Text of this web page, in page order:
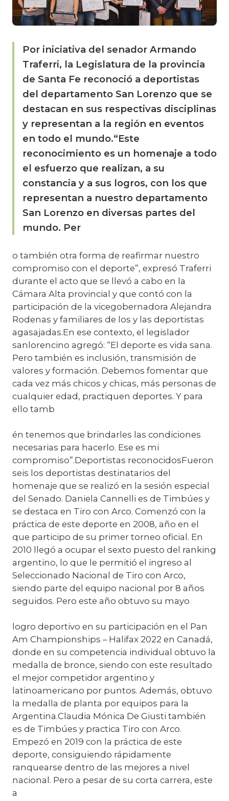
Por iniciativa del senador Armando
Traferri, la Legislatura de la provincia
de Santa Fe reconoció a deportistas
del departamento San Lorenzo que se
destacan en sus respectivas disciplinas
y representan a la región en eventos
en todo el mundo.“Este
reconocimiento es un homenaje a todo
el esfuerzo que realizan, a su
constancia y a sus logros, con los que
representan a nuestro departamento
San Lorenzo en diversas partes del
mundo. Per
o también otra forma de reafirmar nuestro
compromiso con el deporte”, expresó Traferri
durante el acto que se llevó a cabo en la
Cámara Alta provincial y que contó con la
participación de la vicegobernadora Alejandra
Rodenas y familiares de los y las deportistas
agasajadas.En ese contexto, el legislador
sanlorencino agregó: “El deporte es vida sana.
Pero también es inclusión, transmisión de
valores y formación. Debemos fomentar que
cada vez más chicos y chicas, más personas de
cualquier edad, practiquen deportes. Y para
ello tamb
én tenemos que brindarles las condiciones
necesarias para hacerlo. Ese es mi
compromiso”.Deportistas reconocidosFueron
seis los deportistas destinatarios del
homenaje que se realizó en la sesión especial
del Senado. Daniela Cannelli es de Timbúes y
se destaca en Tiro con Arco. Comenzó con la
práctica de este deporte en 2008, año en el
que participo de su primer torneo oficial. En
2010 llegó a ocupar el sexto puesto del ranking
argentino, lo que le permitió el ingreso al
Seleccionado Nacional de Tiro con Arco,
siendo parte del equipo nacional por 8 años
seguidos. Pero este año obtuvo su mayo
logro deportivo en su participación en el Pan
Am Championships – Halifax 2022 en Canadá,
donde en su competencia individual obtuvo la
medalla de bronce, siendo con este resultado
el mejor competidor argentino y
latinoamericano por puntos. Además, obtuvo
la medalla de planta por equipos para la
Argentina.Claudia Mónica De Giusti también
es de Timbúes y practica Tiro con Arco.
Empezó en 2019 con la práctica de este
deporte, consiguiendo rápidamente
ranquearse dentro de las mejores a nivel
nacional. Pero a pesar de su corta carrera, este
a